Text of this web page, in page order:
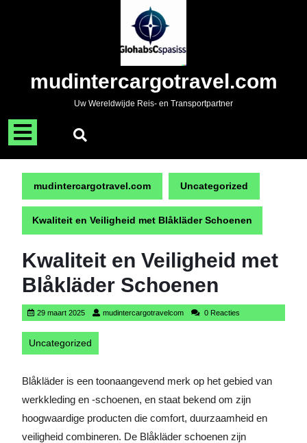
mudintercargotravel.com
Uw Wereldwijde Reis- en Transportpartner
Menu
openen
mudintercargotravel.com Uncategorized
Kwaliteit en Veiligheid met Blåkläder Schoenen
Kwaliteit en Veiligheid met
Blåkläder Schoenen
29 maart 202529
maart
2025
mudintercargotravelcommudintercargotravelcom
0 Reacties
Uncategorized
Blåkläder is een toonaangevend merk op het gebied van
werkkleding en -schoenen, en staat bekend om zijn
hoogwaardige producten die comfort, duurzaamheid en
veiligheid combineren. De Blåkläder schoenen zijn